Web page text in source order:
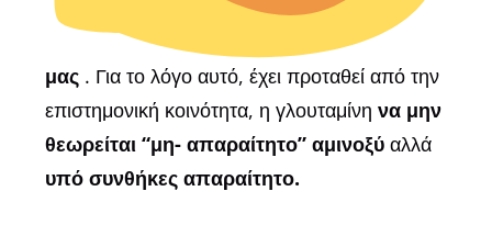
μας. Για το λόγο αυτό, έχει προταθεί από την
επιστημονική κοινότητα, η γλουταμίνη να μην
θεωρείται “μη- απαραίτητο” αμινοξύαλλά
υπό συνθήκες απαραίτητο.